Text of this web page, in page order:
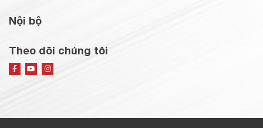
Nội bộ
Theo dõi chúng tôi